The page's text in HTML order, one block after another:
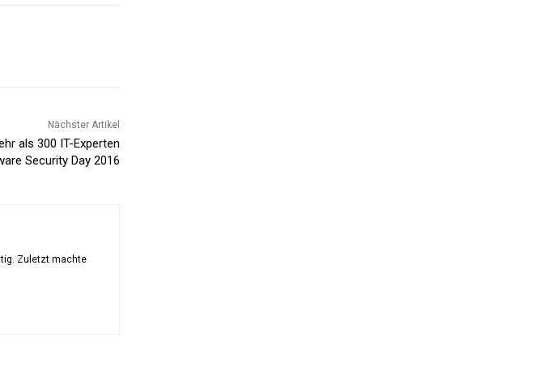
Nächster Artikel
als 300 IT-Experten
Security Day 2016
Zuletzt machte